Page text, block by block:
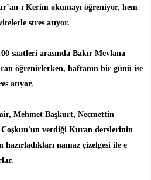
ı Kerim okumayı öğreniyor, hem
stres atıyor.
saatleri arasında Bakır Mevlana
öğrenirlerken, haftanın bir günü ise
atıyor.
Mehmet Başkurt, Necmettin
verdiği Kuran derslerinin
hazırladıkları namaz çizelgesi ile e